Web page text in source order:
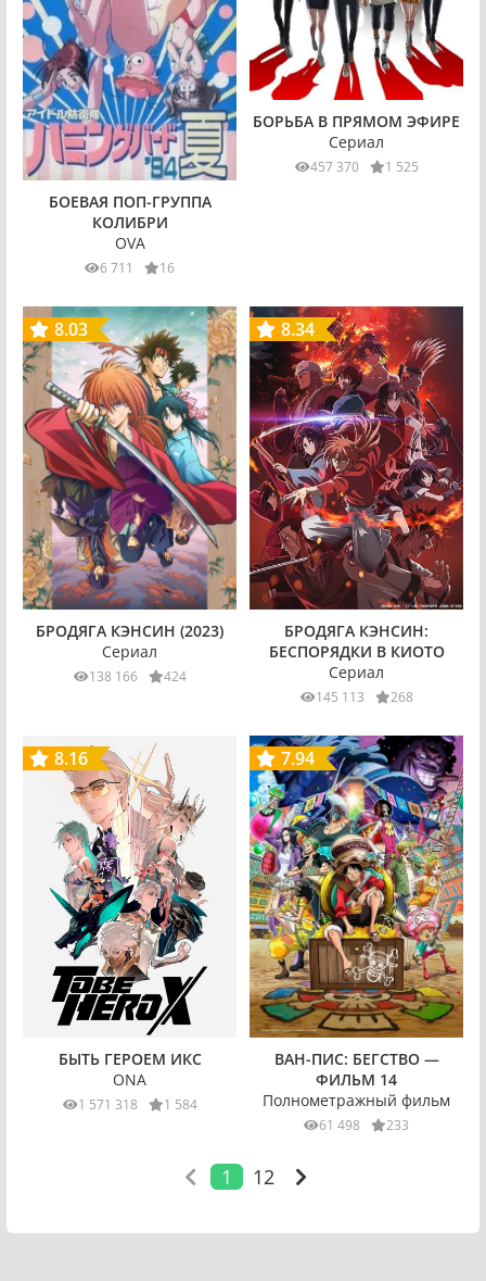
БОЕВАЯ ПОП-ГРУППА
КОЛИБРИ
OVA
6 711 16
БОРЬБА В ПРЯМОМ ЭФИРЕ
Сериал
457 370 1 525
8.03
БРОДЯГА КЭНСИН (2023)
Сериал
138 166 424
8.34
БРОДЯГА КЭНСИН:
БЕСПОРЯДКИ В КИОТО
Сериал
145 113 268
8.16
БЫТЬ ГЕРОЕМ ИКС
ONA
1 571 318 1 584
7.94
ВАН-ПИС: БЕГСТВО —
ФИЛЬМ 14
Полнометражный фильм
61 498 233
1 12